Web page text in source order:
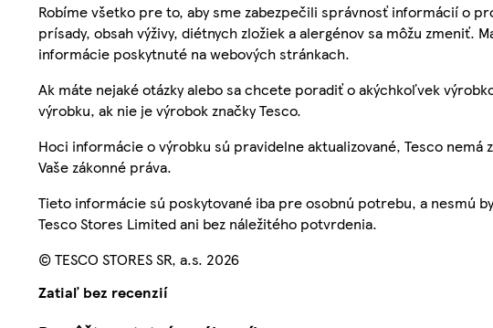
Robíme všetko pre to, aby sme zabezpečili správnosť informácií o
prísady, obsah výživy, diétnych zložiek a alergénov sa môžu
informácie poskytnuté na webových stránkach.
Ak máte nejaké otázky alebo sa chcete poradiť o akýchkoľvek
výrobku, ak nie je výrobok značky Tesco.
Hoci informácie o výrobku sú pravidelne aktualizované, Tesco
Vaše zákonné práva.
Tieto informácie sú poskytované iba pre osobnú potrebu, a nesmú
Tesco Stores Limited ani bez náležitého potvrdenia.
© TESCO STORES SR, a.s. 2026
Zatiaľ bez recenzií